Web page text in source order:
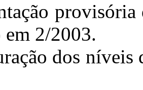
provisória
em 2/2003.
dos níveis